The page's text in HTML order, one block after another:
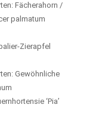
Fächerahorn /
palmatum
Zierapfel
Gewöhnliche
‘Pia’